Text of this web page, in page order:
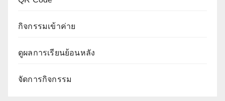
กิจกรรมเข้าค่าย
ดูผลการเรียนย้อนหลัง
จัดการกิจกรรม